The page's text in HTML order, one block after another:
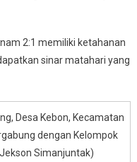
2:1 memiliki ketahanan
sinar matahari yang
Desa Kebon, Kecamatan
dengan Kelompok
Simanjuntak)